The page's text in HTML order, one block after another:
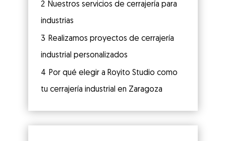
2 Nuestros servicios de cerrajería para
industrias
3 Realizamos proyectos de cerrajería
industrial personalizados
4 Por qué elegir a Royito Studio como
tu cerrajería industrial en Zaragoza